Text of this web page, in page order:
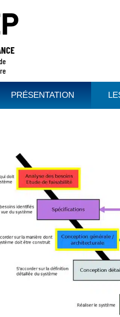
PRÉSENTATION